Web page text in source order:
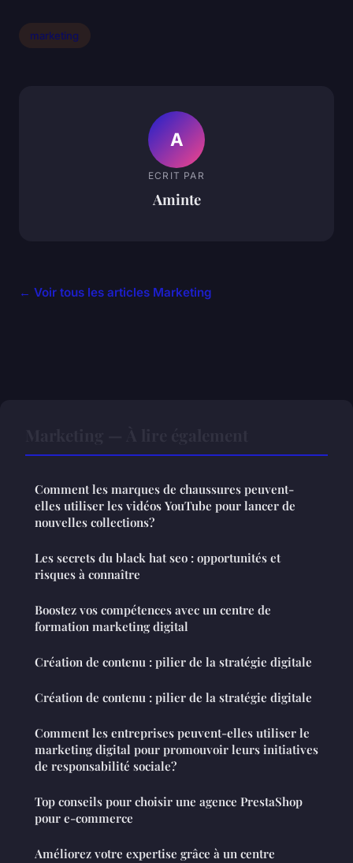
marketing
A
ECRIT PAR
Aminte
← Voir tous les articles Marketing
Comment les marques de chaussures peuvent-
elles utiliser les vidéos YouTube pour lancer de
nouvelles collections?
Les secrets du black hat seo : opportunités et
risques à connaître
Boostez vos compétences avec un centre de
formation marketing digital
Création de contenu : pilier de la stratégie digitale
Création de contenu : pilier de la stratégie digitale
Comment les entreprises peuvent-elles utiliser le
marketing digital pour promouvoir leurs initiatives
de responsabilité sociale?
Top conseils pour choisir une agence PrestaShop
pour e-commerce
Améliorez votre expertise grâce à un centre